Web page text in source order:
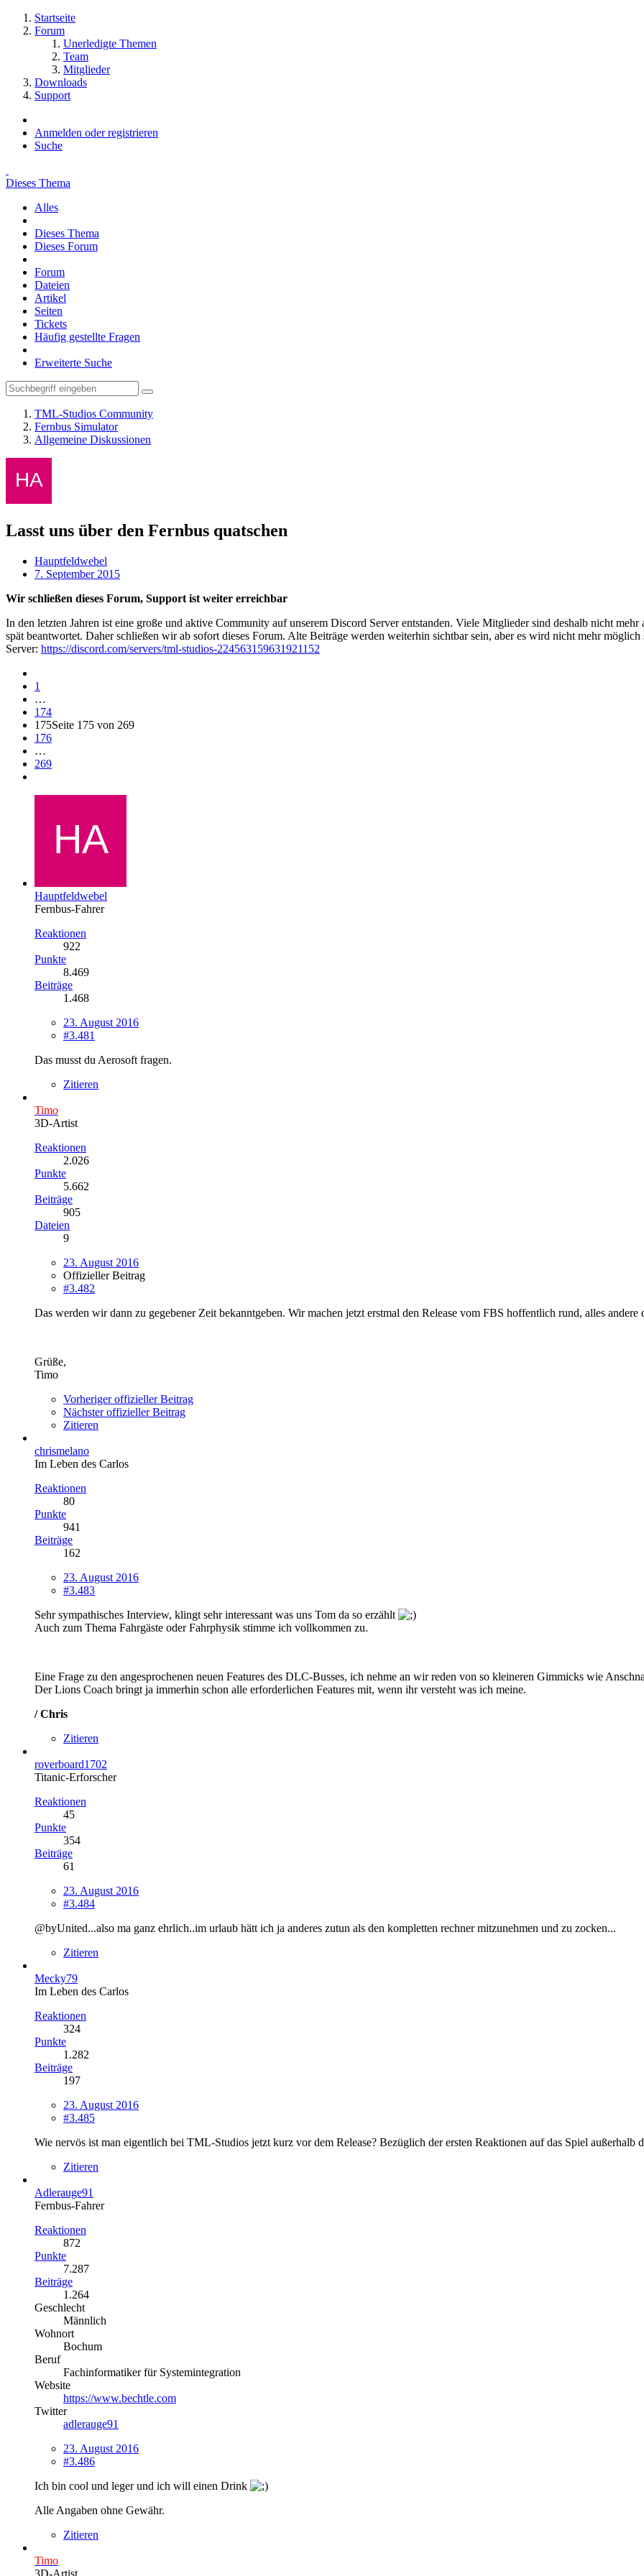
Startseite
Forum
Unerledigte Themen
Team
Mitglieder
Downloads
Support
Anmelden oder registrieren
Suche
Dieses Thema
Alles
Dieses Thema
Dieses Forum
Forum
Dateien
Artikel
Seiten
Tickets
Häufig gestellte Fragen
Erweiterte Suche
TML-Studios Community
Fernbus Simulator
Allgemeine Diskussionen
Lasst uns über den Fernbus quatschen
Hauptfeldwebel
7. September 2015
Wir schließen dieses Forum, Support ist weiter erreichbar
In den letzten Jahren ist eine große und aktive Community auf unserem Discord Server entstanden. Viele Mitglieder sind deshalb nicht
spät beantwortet. Daher schließen wir ab sofort dieses Forum. Alte Beiträge werden weiterhin sichtbar sein, aber es wird nicht mehr
Server: https://discord.com/servers/tml-studios-224563159631921152
1
…
174
175Seite 175 von 269
176
…
269
Hauptfeldwebel
Fernbus-Fahrer
Reaktionen
922
Punkte
8.469
Beiträge
1.468
23. August 2016
#3.481
Das musst du Aerosoft fragen.
Zitieren
Timo
3D-Artist
Reaktionen
2.026
Punkte
5.662
Beiträge
905
Dateien
9
23. August 2016
Offizieller Beitrag
#3.482
Das werden wir dann zu gegebener Zeit bekanntgeben. Wir machen jetzt erstmal den Release vom FBS hoffentlich rund, alles andere
Grüße,
Timo
Vorheriger offizieller Beitrag
Nächster offizieller Beitrag
Zitieren
chrismelano
Im Leben des Carlos
Reaktionen
80
Punkte
941
Beiträge
162
23. August 2016
#3.483
Sehr sympathisches Interview, klingt sehr interessant was uns Tom da so erzählt
Auch zum Thema Fahrgäste oder Fahrphysik stimme ich vollkommen zu.
Eine Frage zu den angesprochenen neuen Features des DLC-Busses, ich nehme an wir reden von so kleineren Gimmicks wie
Der Lions Coach bringt ja immerhin schon alle erforderlichen Features mit, wenn ihr versteht was ich meine.
/ Chris
Zitieren
roverboard1702
Titanic-Erforscher
Reaktionen
45
Punkte
354
Beiträge
61
23. August 2016
#3.484
@byUnited...also ma ganz ehrlich..im urlaub hätt ich ja anderes zutun als den kompletten rechner mitzunehmen und zu zocken...
Zitieren
Mecky79
Im Leben des Carlos
Reaktionen
324
Punkte
1.282
Beiträge
197
23. August 2016
#3.485
Wie nervös ist man eigentlich bei TML-Studios jetzt kurz vor dem Release? Bezüglich der ersten Reaktionen auf das Spiel außerhalb
Zitieren
Adlerauge91
Fernbus-Fahrer
Reaktionen
872
Punkte
7.287
Beiträge
1.264
Geschlecht
Männlich
Wohnort
Bochum
Beruf
Fachinformatiker für Systemintegration
Website
https://www.bechtle.com
Twitter
adlerauge91
23. August 2016
#3.486
Ich bin cool und leger und ich will einen Drink
Alle Angaben ohne Gewähr.
Zitieren
Timo
3D-Artist